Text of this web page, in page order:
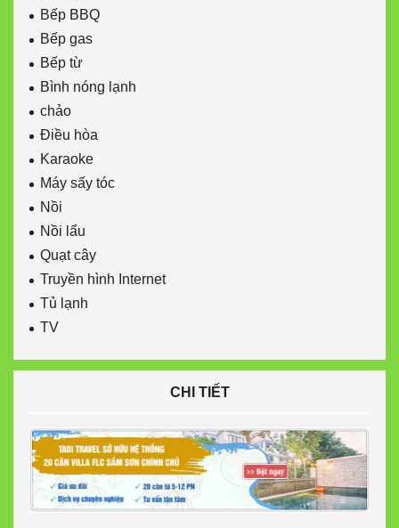
Bếp BBQ
Bếp gas
Bếp từ
Bình nóng lạnh
chảo
Điều hòa
Karaoke
Máy sấy tóc
Nồi
Nồi lẩu
Quạt cây
Truyền hình Internet
Tủ lạnh
TV
CHI TIẾT